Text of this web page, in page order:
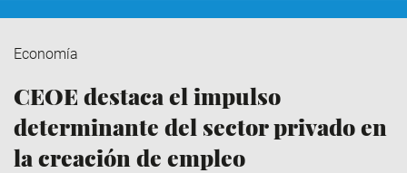
Economía
CEOE destaca el impulso
determinante del sector privado en
la creación de empleo